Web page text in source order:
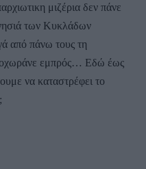
μιζέρια δεν πάνε
των Κυκλάδων
από πάνω τους τη
εμπρός… Εδώ έως
να καταστρέφει το